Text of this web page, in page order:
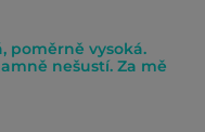
poměrně vysoká.
nešustí. Za mě